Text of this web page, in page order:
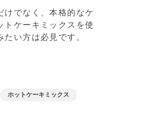
けでなく、本格的なケ
トケーキミックスを使
い方は必見です。
ホットケーキミックス